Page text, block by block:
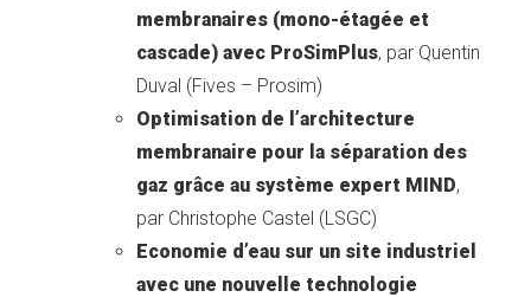
membranaires (mono-étagée et
cascade) avec ProSimPlus, par Quentin
Duval (Fives – Prosim)
Optimisation de l’architecture
membranaire pour la séparation des
gaz grâce au système expert MIND,
par Christophe Castel (LSGC)
Economie d’eau sur un site industriel
avec une nouvelle technologie